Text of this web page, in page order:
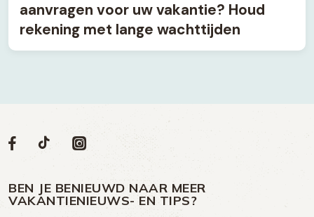
aanvragen voor uw vakantie? Houd
rekening met lange wachttijden
Volg
op
Social
Volg
op
Facebook
Volg
op
TikTok
Volg
op
Instagram
BEN JE BENIEUWD NAAR MEER
VAKANTIENIEUWS- EN TIPS?